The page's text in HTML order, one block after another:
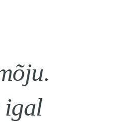
igal